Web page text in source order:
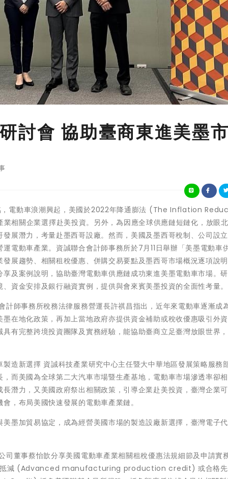
討會 協助臺商東進美墨
，電動車浪潮興起，美國於2022年降通膨法 (The Inflation
相關企業選擇赴美投資。另外，為因應全球供應鏈短鏈化，放眼
展潛力，考量赴墨西哥設廠。然而，美國及墨西哥稅制、公司設
電動車產業。資誠聯合會計師事務所於7月11日舉辦「美墨電動車
展趨勢、相關租稅優惠、併購交易要點及墨西哥市場概況逐項說
及案例說明，協助臺灣電動車供應鏈成功東進美墨電動車市場。
資金安排及銀行融資實例，提供與會來賓美墨投資的全面性考量。
師事務所稅務法律服務營運長許祺昌指出，近年來電動車逐漸成
在地化政策，再加上當地政府亦提供資金補助或稅收優惠吸引外
有完整跨境投資團隊及實務經驗，能協助臺商立足臺灣放眼世界
造新選擇 資誠科技產業研究中心主任暨大中華地區發展策略服務
而美國為全球第二大汽車市場暨生產基地，電動車市場滲透率卻
潛力，又美國政府祭出相關政策，引導企業赴美投資，臺灣企業
，布局美國快速發展的電動車產業鏈。
墨加貿易協定，成為經營美國市場的製造設廠新選擇，臺灣電子
董事蔡怡歆分享美國電動車產業相關租稅優惠法規細節及申請實
抵減 (Advanced manufacturing production credit) 或合格先